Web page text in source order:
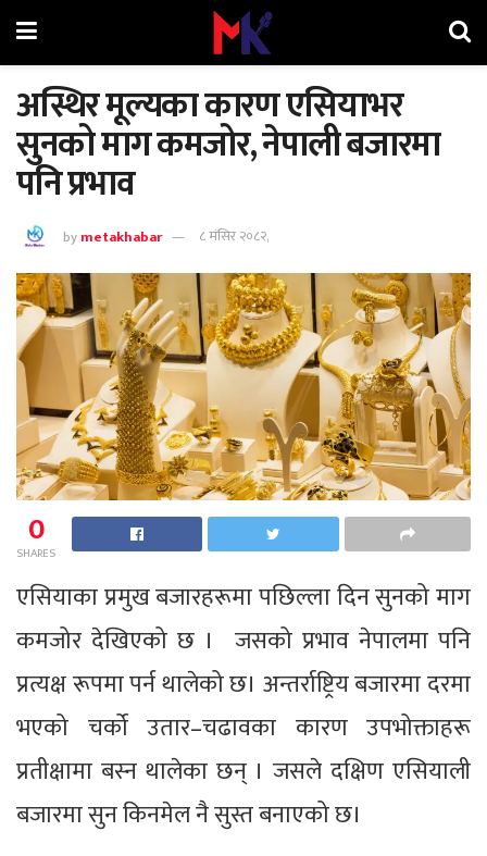
अस्थिर मूल्यका कारण एसियाभर
सुनको माग कमजोर, नेपाली बजारमा
पनि प्रभाव
bymetakhabar ८ मंसिर २०८२,
0
SHARES
एसियाका प्रमुख बजारहरूमा पछिल्ला दिन सुनको माग
कमजोर देखिएको छ । जसको प्रभाव नेपालमा पनि
प्रत्यक्ष रूपमा पर्न थालेको छ। अन्तर्राष्ट्रिय बजारमा दरमा
भएको चर्को उतार–चढावका कारण उपभोक्ताहरू
प्रतीक्षामा बस्न थालेका छन् । जसले दक्षिण एसियाली
बजारमा सुन किनमेल नै सुस्त बनाएको छ।